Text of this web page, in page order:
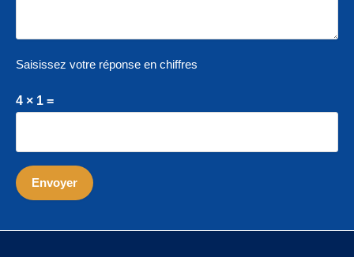
Saisissez votre réponse en chiffres
4 × 1 =